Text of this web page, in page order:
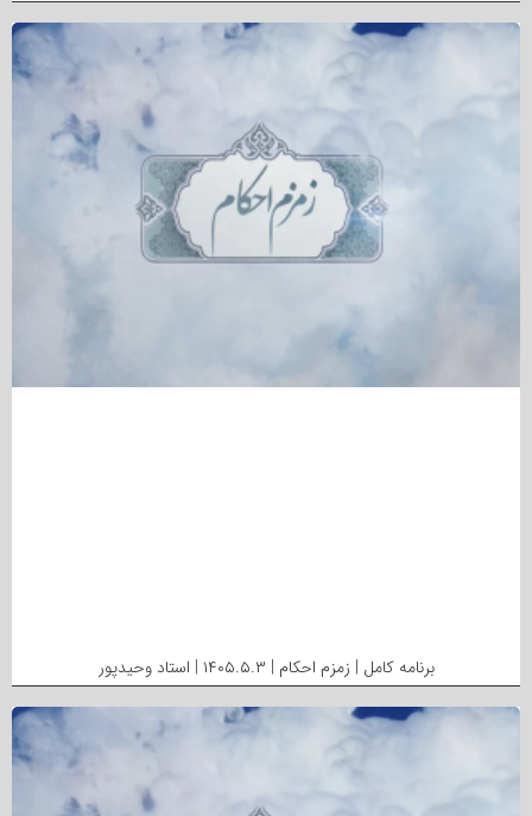
برنامه کامل | زمزم احکام | ۱۴۰۵.۵.۳ | استاد وحیدپور